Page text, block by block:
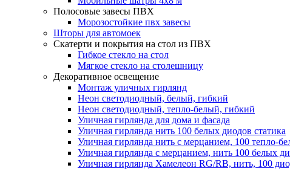
Полосовые завесы ПВХ
Морозостойкие пвх завесы
Шторы для автомоек
Скатерти и покрытия на стол из ПВХ
Гибкое стекло на стол
Мягкое стекло на столешницу
Декоративное освещение
Монтаж уличных гирлянд
Неон светодиодный, белый, гибкий
Неон светодиодный, тепло-белый, гибкий
Уличная гирлянда для дома и фасада
Уличная гирлянда нить 100 белых диодов статика
Уличная гирлянда нить с мерцанием, 100 тепло-
Уличная гирлянда с мерцанием, нить 100 белых
Уличная гирлянда Хамелеон RG/RB, нить, 100